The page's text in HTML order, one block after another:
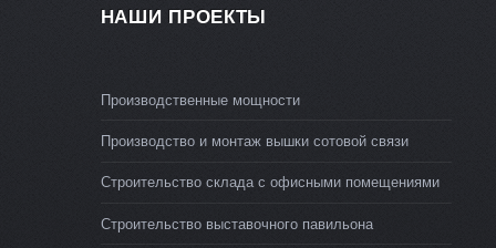
НАШИ ПРОЕКТЫ
Производственные мощности
Производство и монтаж вышки сотовой связи
Строительство склада с офисными помещениями
Строительство выставочного павильона